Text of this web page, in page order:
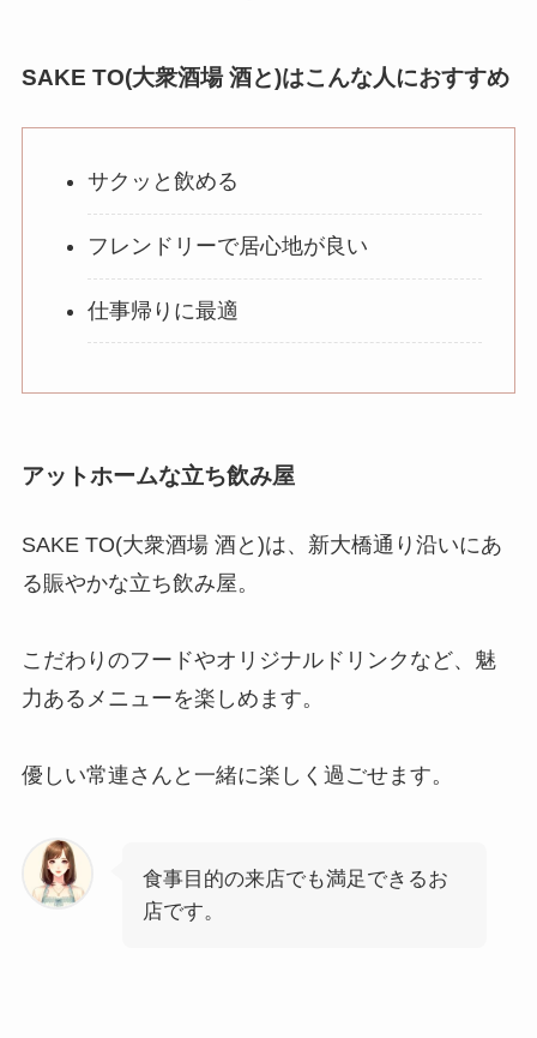
伊勢宮町というのが松江の飲み屋街
あ
ゅ
SAKE TO(大衆酒場 酒と)はこんな人におすすめ
サクッと飲める
フレンドリーで居心地が良い
仕事帰りに最適
アットホームな立ち飲み屋
SAKE TO(大衆酒場 酒と)は、新大橋通り沿いにあ
る賑やかな立ち飲み屋。
こだわりのフードやオリジナルドリンクなど、魅
力あるメニューを楽しめます。
優しい常連さんと一緒に楽しく過ごせます。
食事目的の来店でも満足できるお
店です。